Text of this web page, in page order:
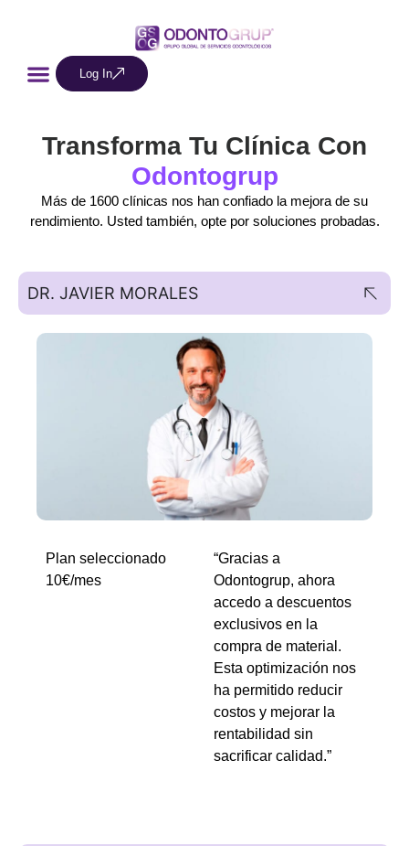
Log In
Transforma Tu Clínica Con
Odontogrup
Más de 1600 clínicas nos han confiado la mejora de su
rendimiento. Usted también, opte por soluciones probadas.
DR. JAVIER MORALES
Plan seleccionado
10€/mes
“Gracias a
Odontogrup, ahora
accedo a descuentos
exclusivos en la
compra de material.
Esta optimización nos
ha permitido reducir
costos y mejorar la
rentabilidad sin
sacrificar calidad.”